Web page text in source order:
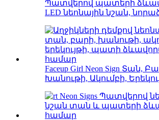
Պատվերով պատերի
LED նեոնային նշան,
Faceup Girl Neon Sign Տան,
Խանութի, Ակումբի,